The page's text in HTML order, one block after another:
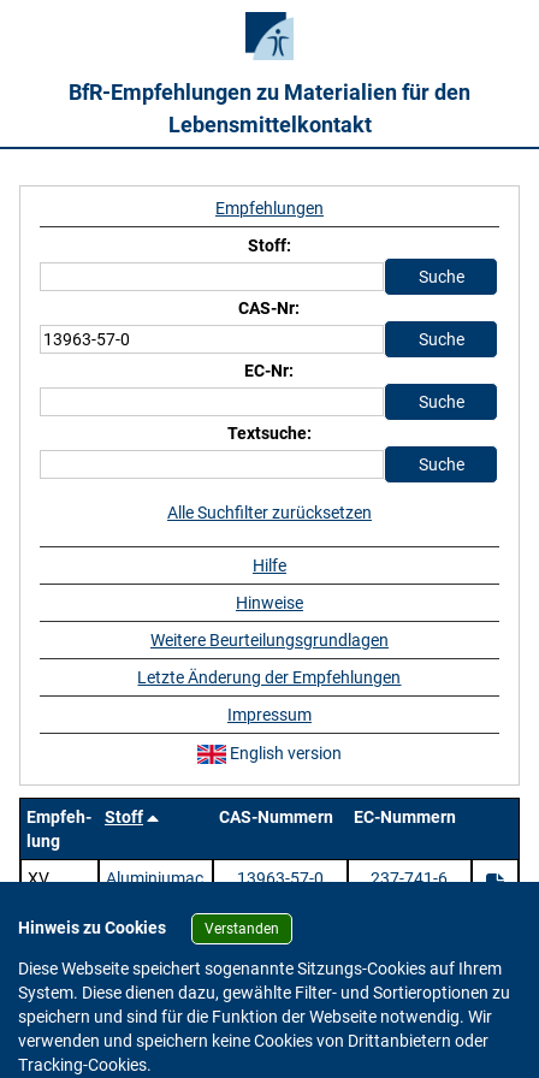
BfR-Empfehlungen zu Materialien für den
Lebensmittelkontakt
Empfeh-
lung
Stoff CAS-Nummern EC-Nummern
XV
Aluminiumac
13963-57-0 237-741-6
1 Stoffe | / 1 | Zeige pro Seite.
Empfehlungen
Stoff:
CAS-Nr:
EC-Nr:
Textsuche:
Alle Suchfilter zurücksetzen
Hilfe
Hinweise
Weitere Beurteilungsgrundlagen
Letzte Änderung der Empfehlungen
Impressum
English version
Hinweis zu Cookies Verstanden
Diese Webseite speichert sogenannte Sitzungs-Cookies auf Ihrem
System. Diese dienen dazu, gewählte Filter- und Sortieroptionen zu
speichern und sind für die Funktion der Webseite notwendig. Wir
verwenden und speichern keine Cookies von Drittanbietern oder
Tracking-Cookies.